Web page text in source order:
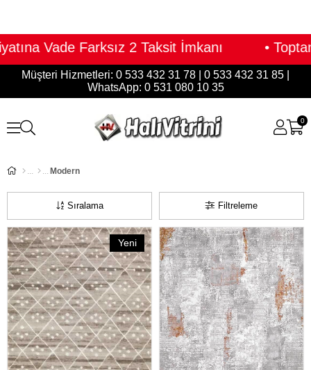
Taksit İmkanı • Toptan Fiyatına
Müşteri Hizmetleri: 0 533 432 31 78 | 0 533 432 31 85 |
WhatsApp: 0 531 080 10 35
0
Modern
Filtreleme
Sıralama
Yeni
Ürün